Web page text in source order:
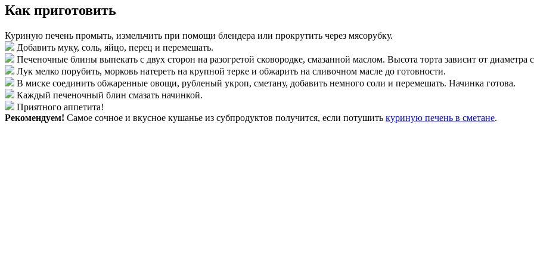
Как приготовить
Куриную печень промыть, измельчить при помощи блендера или прокрутить через мясорубку.
Добавить муку, соль, яйцо, перец и перемешать.
Печеночные блины выпекать с двух сторон на разогретой сковородке, смазанной маслом. Высота торта зависит от диаметра
Лук мелко порубить, морковь натереть на крупной терке и обжарить на сливочном масле до готовности.
В миске соединить обжаренные овощи, рубленый укроп, сметану, добавить немного соли и перемешать. Начинка готова.
Каждый печеночный блин смазать начинкой.
Приятного аппетита!
Рекомендуем! Самое сочное и вкусное кушанье из субпродуктов получится, если потушить куриную печень в сметане.